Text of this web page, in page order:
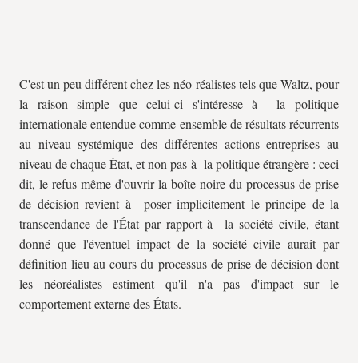
C'est un peu différent chez les néo-réalistes tels que Waltz, pour
la raison simple que celui-ci s'intéresse à la politique
internationale entendue comme ensemble de résultats récurrents
au niveau systémique des différentes actions entreprises au
niveau de chaque État, et non pas à la politique étrangère : ceci
dit, le refus même d'ouvrir la boîte noire du processus de prise
de décision revient à poser implicitement le principe de la
transcendance de l'État par rapport à la société civile, étant
donné que l'éventuel impact de la société civile aurait par
définition lieu au cours du processus de prise de décision dont
les néoréalistes estiment qu'il n'a pas d'impact sur le
comportement externe des États.